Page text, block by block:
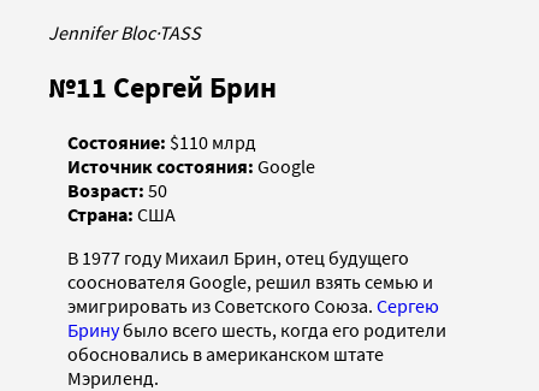
Jennifer Bloc·TASS
№11 Сергей Брин
Состояние: $110 млрд
Источник состояния: Google
Возраст: 50
Страна: США
В 1977 году Михаил Брин, отец будущего
сооснователя Google, решил взять семью и
эмигрировать из Советского Союза. Сергею
Бринубыло всего шесть, когда его родители
обосновались в американском штате
Мэриленд.